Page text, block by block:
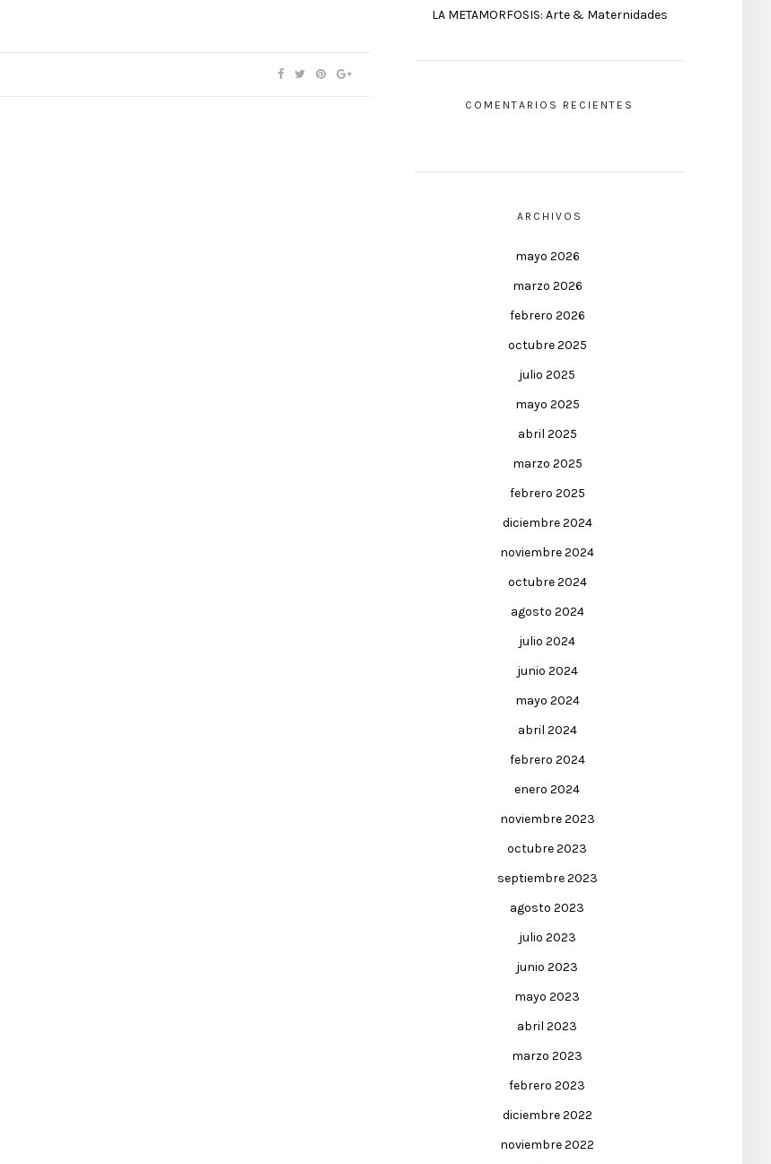
LA METAMORFOSIS: Arte & Maternidades
COMENTARIOS RECIENTES
ARCHIVOS
mayo 2026
marzo 2026
febrero 2026
octubre 2025
julio 2025
mayo 2025
abril 2025
marzo 2025
febrero 2025
diciembre 2024
noviembre 2024
octubre 2024
agosto 2024
julio 2024
junio 2024
mayo 2024
abril 2024
febrero 2024
enero 2024
noviembre 2023
octubre 2023
septiembre 2023
agosto 2023
julio 2023
junio 2023
mayo 2023
abril 2023
marzo 2023
febrero 2023
diciembre 2022
noviembre 2022